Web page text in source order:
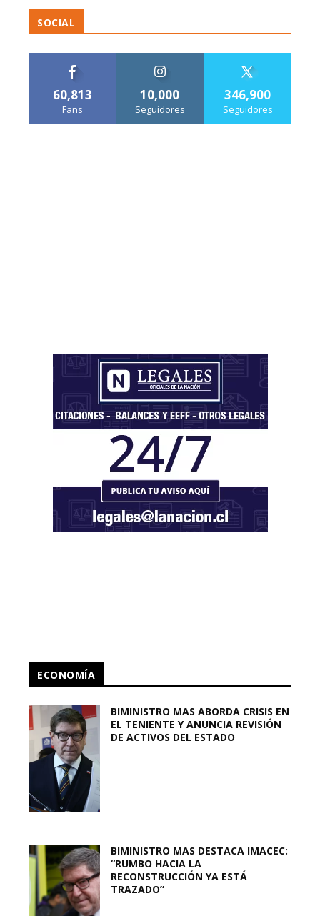
SOCIAL
60,813
Fans
10,000
Seguidores
346,900
Seguidores
ECONOMÍA
BIMINISTRO MAS ABORDA CRISIS EN
EL TENIENTE Y ANUNCIA REVISIÓN
DE ACTIVOS DEL ESTADO
BIMINISTRO MAS DESTACA IMACEC:
“RUMBO HACIA LA
RECONSTRUCCIÓN YA ESTÁ
TRAZADO”